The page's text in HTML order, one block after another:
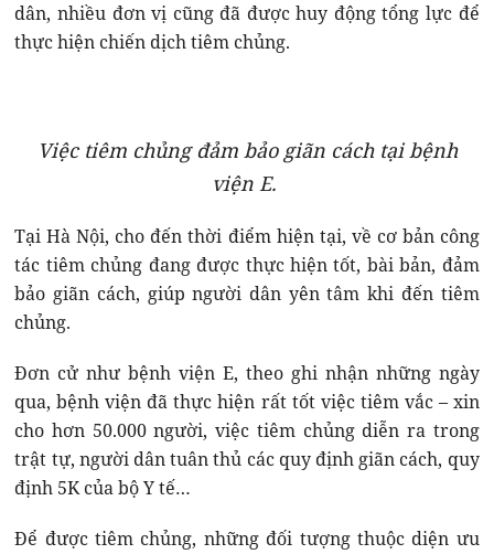
dân, nhiều đơn vị cũng đã được huy động tổng lực để
thực hiện chiến dịch tiêm chủng.
Việc tiêm chủng đảm bảo giãn cách tại bệnh
viện E.
Tại Hà Nội, cho đến thời điểm hiện tại, về cơ bản công
tác tiêm chủng đang được thực hiện tốt, bài bản, đảm
bảo giãn cách, giúp người dân yên tâm khi đến tiêm
chủng.
Đơn cử như bệnh viện E, theo ghi nhận những ngày
qua, bệnh viện đã thực hiện rất tốt việc tiêm vắc – xin
cho hơn 50.000 người, việc tiêm chủng diễn ra trong
trật tự, người dân tuân thủ các quy định giãn cách, quy
định 5K của bộ Y tế…
Để được tiêm chủng, những đối tượng thuộc diện ưu